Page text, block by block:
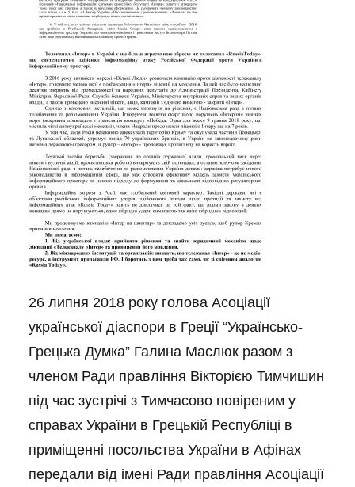
26 липня 2018 року голова Асоціації
української діаспори в Греції “Українсько-
Грецька Думка” Галина Маслюк разом з
членом Ради правління Вікторією Тимчишин
під час зустрічі з Тимчасово повіреним у
справах України в Грецькій Республіці в
приміщенні посольства України в Афінах
передали від імені Ради правління Асоціації